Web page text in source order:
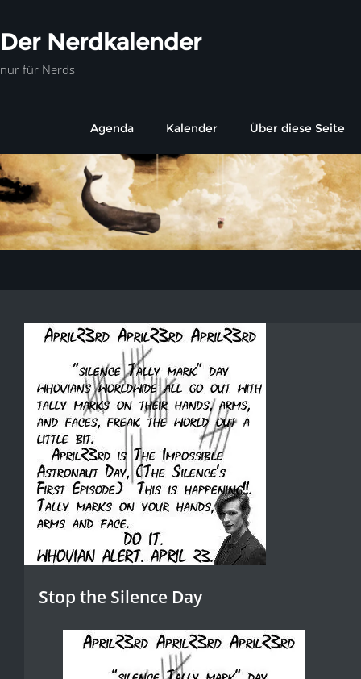
Der Nerdkalender
nur für Nerds
Agenda Kalender Über diese Seite
Stop the Silence Day